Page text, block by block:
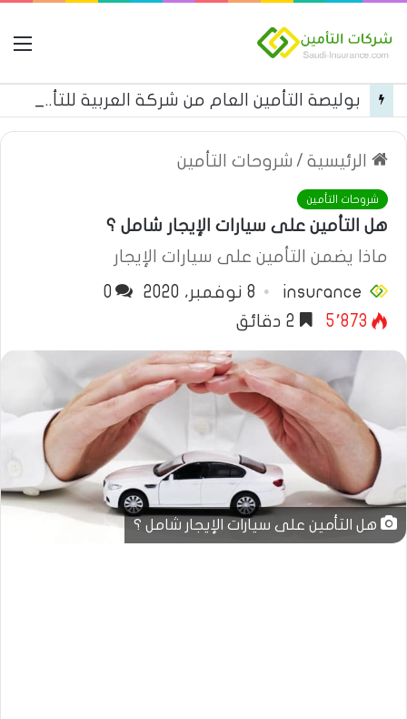
بوليصة التأمين العام من شركة العربية للتأمين
الرئيسية / شروحات التأمين
شروحات التأمين
هل التأمين على سيارات الإيجار شامل ؟
ماذا يضمن التأمين على سيارات الإيجار
insurance
8 نوفمبر، 2020
0
5٬873
هل التأمين على سيارات الإيجار شامل ؟